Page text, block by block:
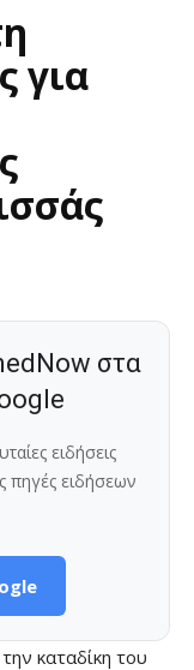
για
στα
ειδήσεις
πηγές ειδήσεων
καταδίκη του